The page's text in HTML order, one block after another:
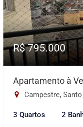
R$ 795.000
Apartamento à
Campestre,
3 Quartos 2